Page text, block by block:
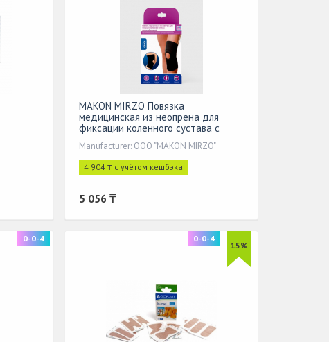
MAKON MIRZO Повязка
медицинская из неопрена для
фиксации коленного сустава с
открытой чашечкой 01906. Размер
1
Manufacturer: ООО "MAKON MIRZO"
4 904 ₸ с учётом кешбэка
5 056 ₸
0-0-4
15%
0-0-4